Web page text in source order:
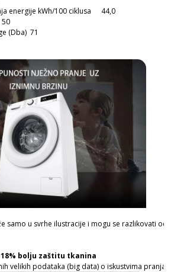
energije kWh/100 ciklusa
44,0
50
(Dba) 71
samo u svrhe ilustracije i mogu se razlikovati
bolju zaštitu tkanina
velikih podataka (big data) o iskustvima